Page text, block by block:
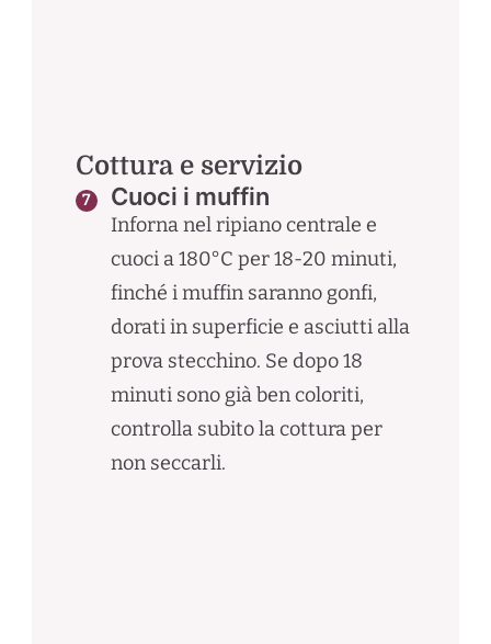
Cottura e servizio
Cuoci i muffin
Inforna nel ripiano centrale e
cuoci a 180°C per 18-20 minuti,
finché i muffin saranno gonfi,
dorati in superficie e asciutti alla
prova stecchino. Se dopo 18
minuti sono già ben coloriti,
controlla subito la cottura per
non seccarli.